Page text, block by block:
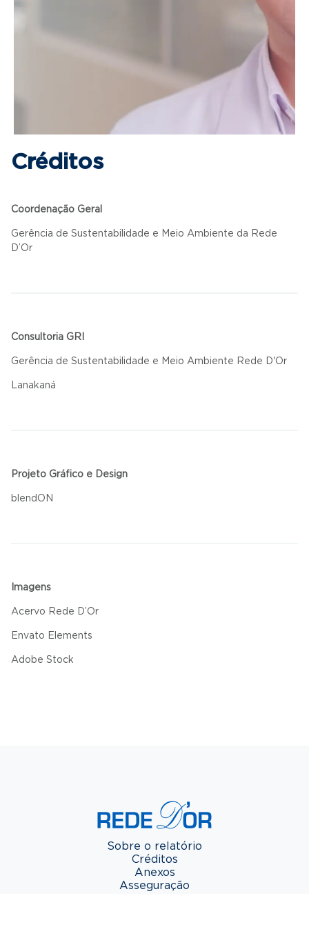
Créditos
Coordenação Geral
Gerência de Sustentabilidade e Meio Ambiente da Rede
D’Or
Consultoria GRI
Gerência de Sustentabilidade e Meio Ambiente Rede D'Or
Lanakaná
Projeto Gráfico e Design
blendON
Imagens
Acervo Rede D’Or
Envato Elements
Adobe Stock
Sobre o relatório
Créditos
Anexos
Asseguração